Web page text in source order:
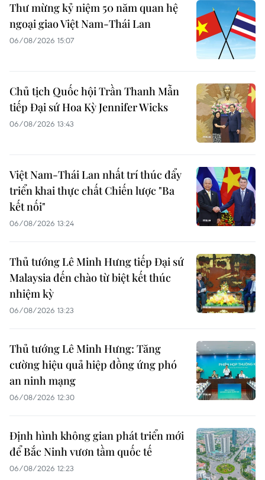
Thư mừng kỷ niệm 50 năm quan hệ
ngoại giao Việt Nam-Thái Lan
06/08/2026 15:07
Chủ tịch Quốc hội Trần Thanh Mẫn
tiếp Đại sứ Hoa Kỳ Jennifer Wicks
06/08/2026 13:43
Việt Nam-Thái Lan nhất trí thúc đẩy
triển khai thực chất Chiến lược "Ba
kết nối"
06/08/2026 13:24
Thủ tướng Lê Minh Hưng tiếp Đại sứ
Malaysia đến chào từ biệt kết thúc
nhiệm kỳ
06/08/2026 13:23
Thủ tướng Lê Minh Hưng: Tăng
cường hiệu quả hiệp đồng ứng phó
an ninh mạng
06/08/2026 12:30
Định hình không gian phát triển mới
để Bắc Ninh vươn tầm quốc tế
06/08/2026 12:23